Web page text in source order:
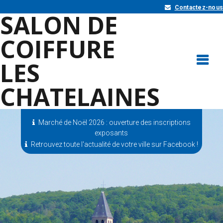
Contactez-nous
SALON DE
COIFFURE
LES
CHATELAINES
Marché de Noël 2026 : ouverture des inscriptions
exposants
Retrouvez toute l'actualité de votre ville sur Facebook !